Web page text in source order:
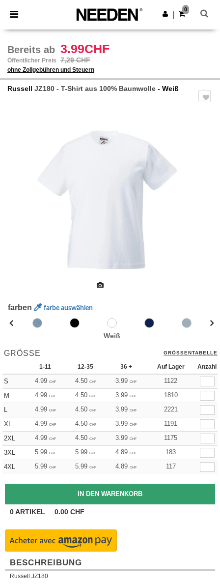
× Needen App
Bessere Preise in der App!
App holen
0
Bereits ab 3.99CHF
Öffentlicher Preis 7,29 CHF
ohne Zollgebühren und Steuern
Russell JZ180 - T-Shirt aus 100% Baumwolle - Weiß
farben farbe auswählen
Weiß
GRÖSSE GRÖSSENTABELLE
1-11 12-35 36 + Auf Lager Anzahl
S 4.99 CHF 4.50 CHF 3.99 CHF
1122
M
4.99 CHF 4.50 CHF 3.99 CHF
1810
L
4.99 CHF 4.50 CHF 3.99 CHF
2221
XL
4.99 CHF 4.50 CHF 3.99 CHF
1191
2XL
4.99 CHF 4.50 CHF 3.99 CHF
1175
3XL
5.99 CHF 5.99 CHF 4.89 CHF
183
4XL
5.99 CHF 5.99 CHF 4.89 CHF 117
0ARTIKEL 0.00 CHF
BESCHREIBUNG
Russell JZ180